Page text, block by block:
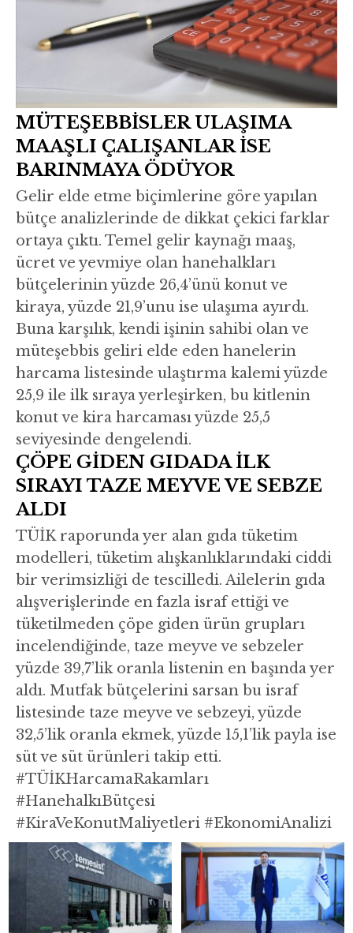
MÜTEŞEBBİSLER ULAŞIMA
MAAŞLI ÇALIŞANLAR İSE
BARINMAYA ÖDÜYOR
Gelir elde etme biçimlerine göre yapılan
bütçe analizlerinde de dikkat çekici farklar
ortaya çıktı. Temel gelir kaynağı maaş,
ücret ve yevmiye olan hanehalkları
bütçelerinin yüzde 26,4’ünü konut ve
kiraya, yüzde 21,9’unu ise ulaşıma ayırdı.
Buna karşılık, kendi işinin sahibi olan ve
müteşebbis geliri elde eden hanelerin
harcama listesinde ulaştırma kalemi yüzde
25,9 ile ilk sıraya yerleşirken, bu kitlenin
konut ve kira harcaması yüzde 25,5
seviyesinde dengelendi.
ÇÖPE GİDEN GIDADA İLK
SIRAYI TAZE MEYVE VE SEBZE
ALDI
TÜİK raporunda yer alan gıda tüketim
modelleri, tüketim alışkanlıklarındaki ciddi
bir verimsizliği de tescilledi. Ailelerin gıda
alışverişlerinde en fazla israf ettiği ve
tüketilmeden çöpe giden ürün grupları
incelendiğinde, taze meyve ve sebzeler
yüzde 39,7’lik oranla listenin en başında yer
aldı. Mutfak bütçelerini sarsan bu israf
listesinde taze meyve ve sebzeyi, yüzde
32,5’lik oranla ekmek, yüzde 15,1’lik payla ise
süt ve süt ürünleri takip etti.
#TÜİKHarcamaRakamları
#HanehalkıBütçesi
#KiraVeKonutMaliyetleri #EkonomiAnalizi